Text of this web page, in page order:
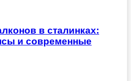
в сталинках:
и современные